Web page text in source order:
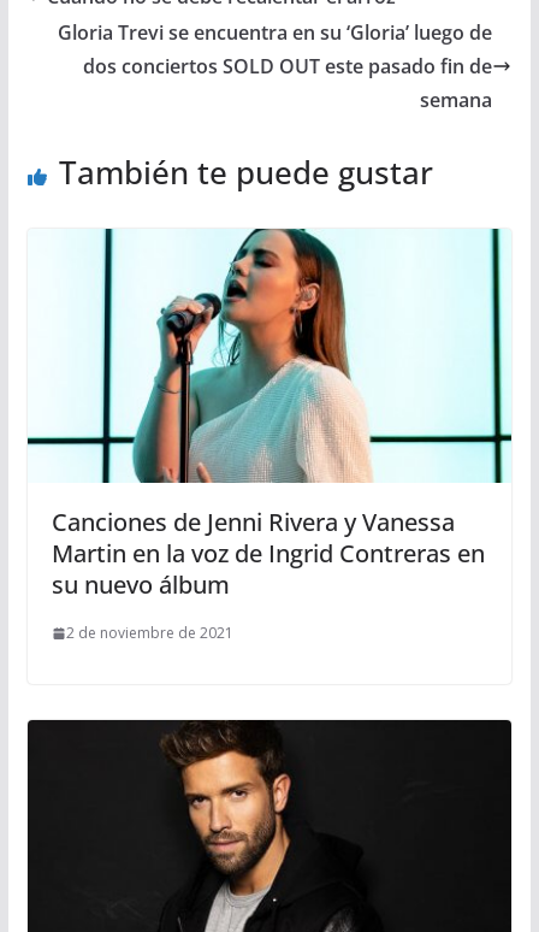
Gloria Trevi se encuentra en su ‘Gloria’ luego de
dos conciertos SOLD OUT este pasado fin de
semana
También te puede gustar
Canciones de Jenni Rivera y Vanessa
Martin en la voz de Ingrid Contreras en
su nuevo álbum
2 de noviembre de 2021